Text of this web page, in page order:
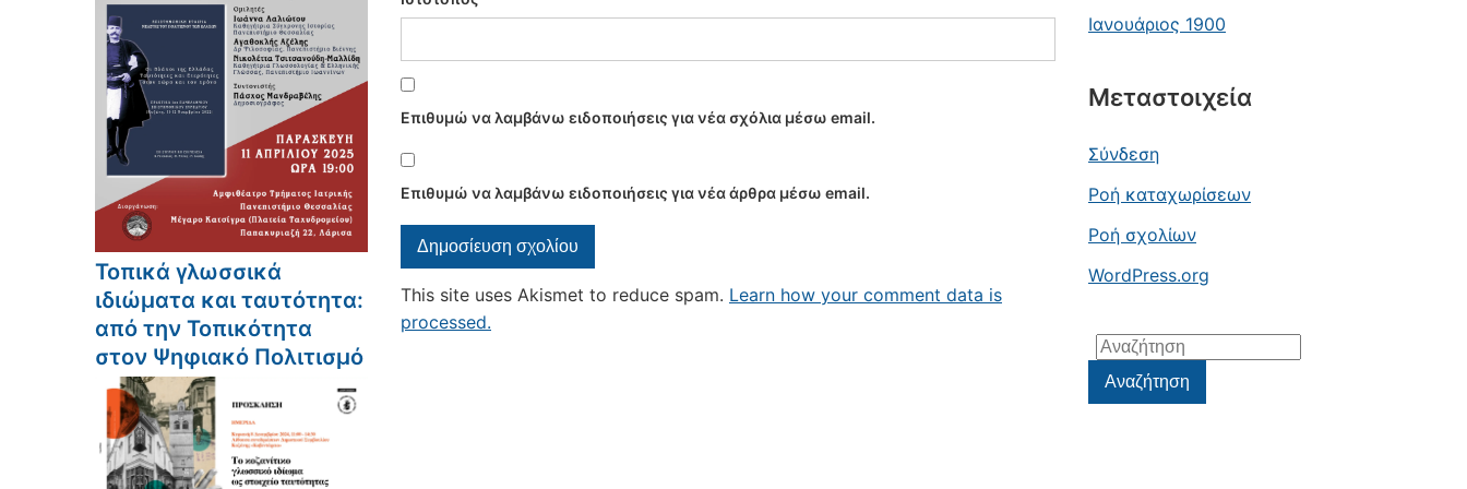
Τοπικά γλωσσικά
ιδιώματα και ταυτότητα:
από την Τοπικότητα
στον Ψηφιακό Πολιτισμό
Επιθυμώ να λαμβάνω ειδοποιήσεις για νέα σχόλια μέσω email.
Επιθυμώ να λαμβάνω ειδοποιήσεις για νέα άρθρα μέσω email.
This site uses Akismet to reduce spam. Learn how your comment data is
processed.
Ιανουάριος 1900
Μεταστοιχεία
Σύνδεση
Ροή καταχωρίσεων
Ροή σχολίων
WordPress.org
Αναζήτηση
για:Αναζήτηση